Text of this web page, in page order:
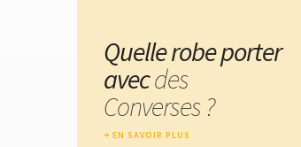
Quelle robe porter
avecdes
Converses ?
EN SAVOIR PLUS